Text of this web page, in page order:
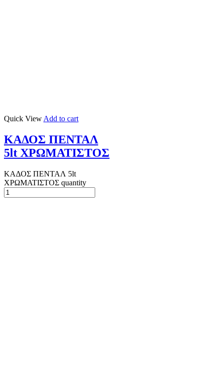
Quick ViewAdd to cart
ΚΑΔΟΣ ΠΕΝΤΑΛ
5lt ΧΡΩΜΑΤΙΣΤΟΣ
ΚΑΔΟΣ ΠΕΝΤΑΛ 5lt
ΧΡΩΜΑΤΙΣΤΟΣ quantity